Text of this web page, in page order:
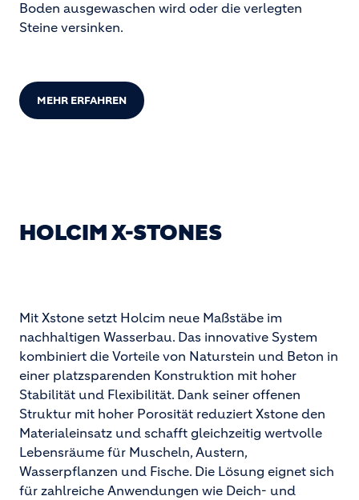
Boden ausgewaschen wird oder die verlegten
Steine versinken.
MEHR ERFAHREN
HOLCIM X-STONES
Mit Xstone setzt Holcim neue Maßstäbe im
nachhaltigen Wasserbau. Das innovative System
kombiniert die Vorteile von Naturstein und Beton in
einer platzsparenden Konstruktion mit hoher
Stabilität und Flexibilität. Dank seiner offenen
Struktur mit hoher Porosität reduziert Xstone den
Materialeinsatz und schafft gleichzeitig wertvolle
Lebensräume für Muscheln, Austern,
Wasserpflanzen und Fische. Die Lösung eignet sich
für zahlreiche Anwendungen wie Deich- und